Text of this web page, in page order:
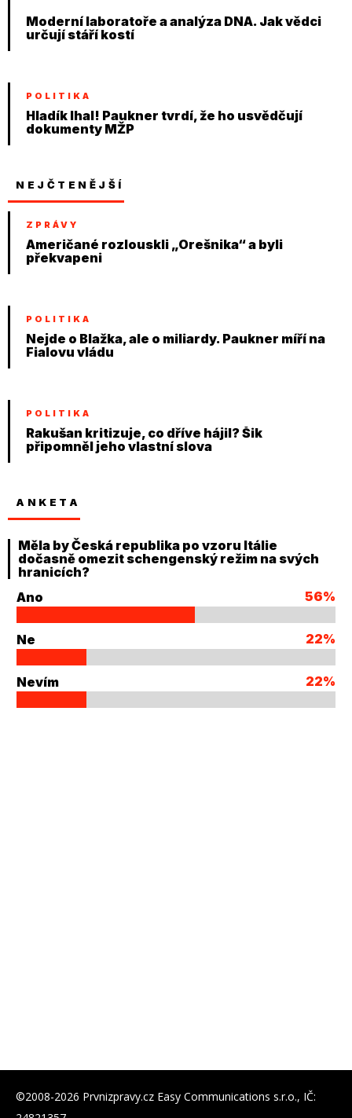
Moderní laboratoře a analýza DNA. Jak vědci
určují stáří kostí
POLITIKA
Hladík lhal! Paukner tvrdí, že ho usvědčují
dokumenty MŽP
NEJČTENĚJŠÍ
ZPRÁVY
Američané rozlouskli „Orešnika“ a byli
překvapeni
POLITIKA
Nejde o Blažka, ale o miliardy. Paukner míří na
Fialovu vládu
POLITIKA
Rakušan kritizuje, co dříve hájil? Šik
připomněl jeho vlastní slova
ANKETA
Měla by Česká republika po vzoru Itálie
dočasně omezit schengenský režim na svých
hranicích?
Ano
56%
Ne 22%
Nevím 22%
©2008-2026 Prvnizpravy.cz Easy Communications s.r.o., IČ: